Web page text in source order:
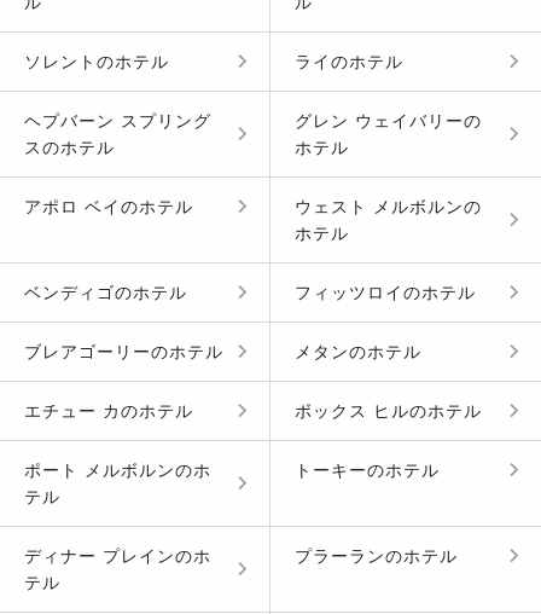
ソレント のホテル ライのホテル
ヘプバーン スプリング
スのホテル
グレン ウェイバリーの
ホテル
アポロ ベイのホテル ウェスト メルボルンの
ホテル
ベンディゴのホテル フィッツロイのホテル
ブレアゴーリーのホテル メタンのホテル
エチュー カのホテル ボックス ヒルのホテル
ポート メルボルンのホ
テル
トーキーのホテル
ディナー プレインのホ
テル
プラーランのホテル